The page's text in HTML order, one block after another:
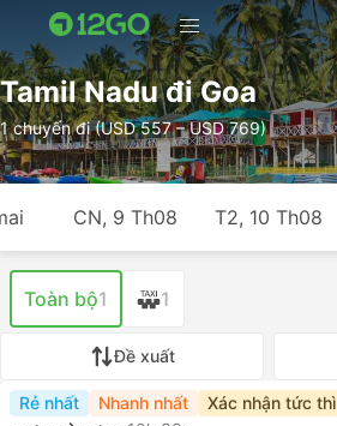
Tamil Nadu đi Goa
1 chuyến đi (USD 557 – USD 769)
CN, 9 Th08 T2, 10 Th08
Toàn bộ1 1
Đề xuất
Rẻ nhất Nhanh nhất Xác nhận tức thì